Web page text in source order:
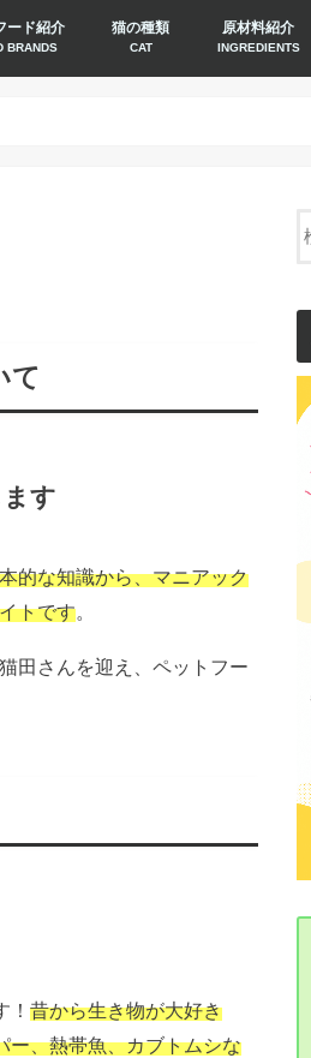
ード紹介
BRANDS
猫の種類
CAT
原材料紹介
INGREDIENTS
て
す
的な知識から、マニアック
トです。
田さんを迎え、ペットフー
昔から生き物が大好き
ー、熱帯魚、カブトムシな